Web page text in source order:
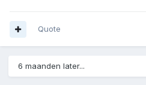
Quote
6 maanden later...